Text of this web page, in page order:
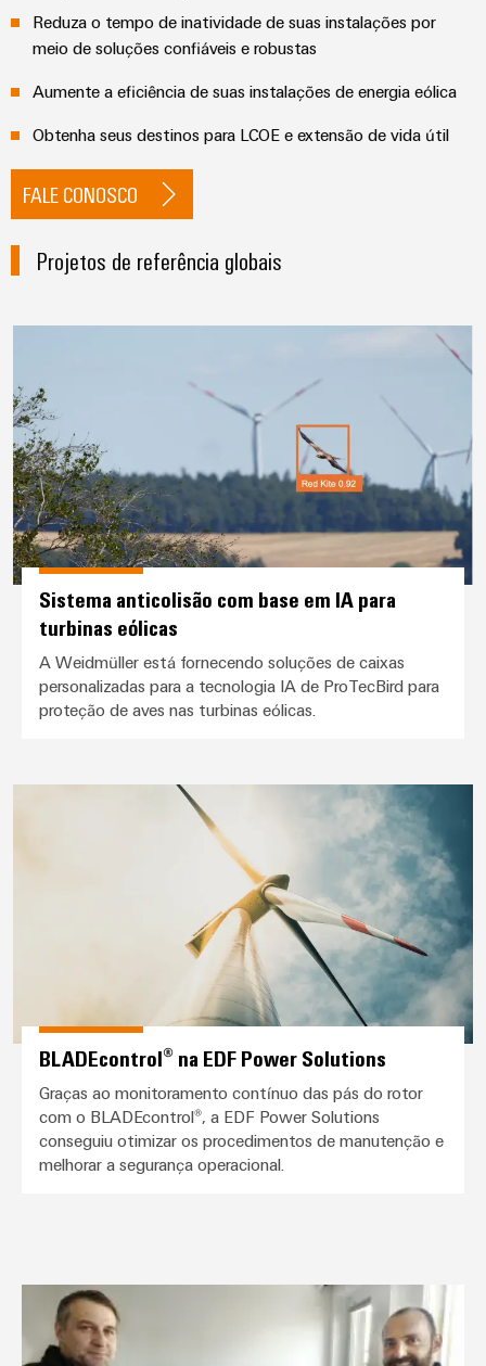
Reduza o tempo de inatividade de suas instalações por
meio de soluções confiáveis e robustas
Aumente a eficiência de suas instalações de energia eólica
Obtenha seus destinos para LCOE e extensão de vida útil
FALE CONOSCO
Projetos de referência globais
Sistema anticolisão com base
Sistema anticolisão com base em IA para
turbinas eólicas
A Weidmüller está fornecendo soluções de caixas
personalizadas para a tecnologia IA de ProTecBird para
proteção de aves nas turbinas eólicas.
BLADEcontrol® na EDF Power
BLADEcontrol® na EDF Power Solutions
Graças ao monitoramento contínuo das pás do rotor
com o BLADEcontrol®, a EDF Power Solutions
conseguiu otimizar os procedimentos de manutenção e
melhorar a segurança operacional.
Serviços de monitoramento da